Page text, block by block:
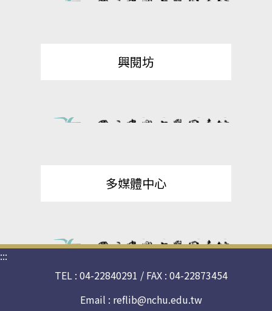
興閱坊
多媒體中心
:::
TEL : 04-22840291 / FAX : 04-22873454
Email : reflib@nchu.edu.tw